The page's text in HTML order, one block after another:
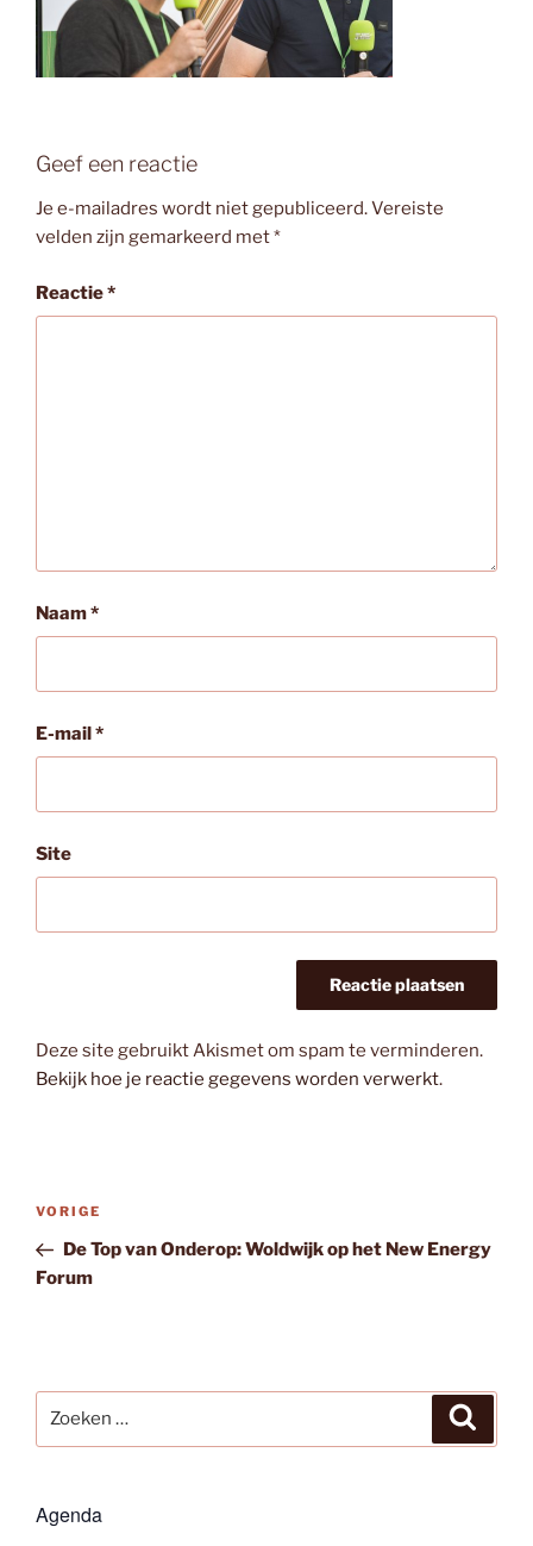
Geef een reactie
Je e-mailadres wordt niet gepubliceerd.Vereiste
velden zijn gemarkeerd met*
Reactie*
Naam*
E-mail*
Site
Deze site gebruikt Akismet om spam te verminderen.
Bekijk hoe je reactie gegevens worden verwerkt.
Bericht
Vorig
bericht
VORIGE
De Top van Onderop: Woldwijk op het New Energy
Forum
naar:
Agenda